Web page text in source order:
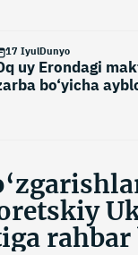
17 IyulDunyo
uy Erondagi
bo‘yicha
rahbar